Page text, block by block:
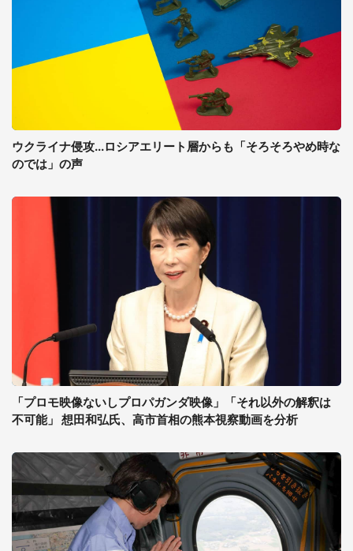
ウクライナ侵攻...ロシアエリート層からも「そろそろやめ時な
のでは」の声
「プロモ映像ないしプロパガンダ映像」「それ以外の解釈は
不可能」 想田和弘氏、高市首相の熊本視察動画を分析